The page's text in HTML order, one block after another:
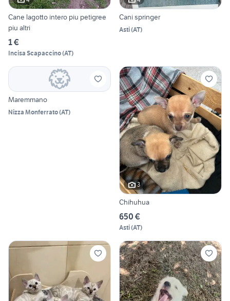
Cane lagotto intero piu petigree
piu altri
1 €
Incisa Scapaccino(AT)
Cani springer
Asti(AT)
Maremmano
Nizza Monferrato(AT)
3
Chihuhua
650 €
Asti(AT)